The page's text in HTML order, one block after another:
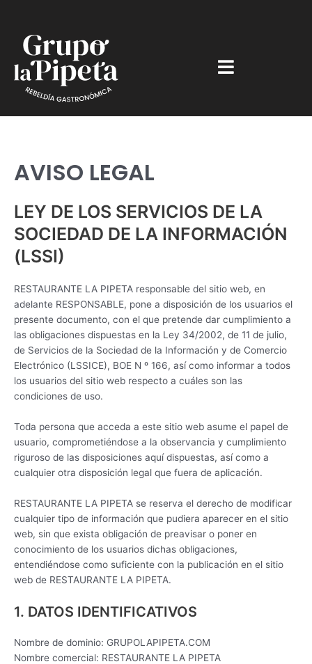
contenido
AVISO LEGAL
LEY DE LOS SERVICIOS DE LA
SOCIEDAD DE LA INFORMACIÓN
(LSSI)
RESTAURANTE LA PIPETA responsable del sitio web, en
adelante RESPONSABLE, pone a disposición de los usuarios el
presente documento, con el que pretende dar cumplimiento a
las obligaciones dispuestas en la Ley 34/2002, de 11 de julio,
de Servicios de la Sociedad de la Información y de Comercio
Electrónico (LSSICE), BOE N º 166, así como informar a todos
los usuarios del sitio web respecto a cuáles son las
condiciones de uso.
Toda persona que acceda a este sitio web asume el papel de
usuario, comprometiéndose a la observancia y cumplimiento
riguroso de las disposiciones aquí dispuestas, así como a
cualquier otra disposición legal que fuera de aplicación.
RESTAURANTE LA PIPETA se reserva el derecho de modificar
cualquier tipo de información que pudiera aparecer en el sitio
web, sin que exista obligación de preavisar o poner en
conocimiento de los usuarios dichas obligaciones,
entendiéndose como suficiente con la publicación en el sitio
web de RESTAURANTE LA PIPETA.
1. DATOS IDENTIFICATIVOS
Nombre de dominio: GRUPOLAPIPETA.COM
Nombre comercial: RESTAURANTE LA PIPETA